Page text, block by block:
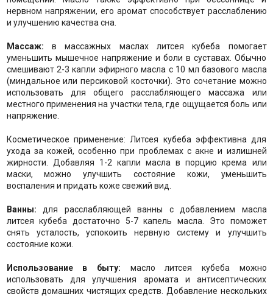
нервном напряжении, его аромат способствует расслаблению
и улучшению качества сна.
Массаж: в массажных маслах литсея кубеба помогает
уменьшить мышечное напряжение и боли в суставах. Обычно
смешивают 2-3 капли эфирного масла с 10 мл базового масла
(миндальное или персиковой косточки). Это сочетание можно
использовать для общего расслабляющего массажа или
местного применения на участки тела, где ощущается боль или
напряжение.
Косметическое применение: Литсея кубеба эффективна для
ухода за кожей, особенно при проблемах с акне и излишней
жирности. Добавляя 1-2 капли масла в порцию крема или
маски, можно улучшить состояние кожи, уменьшить
воспаления и придать коже свежий вид.
Ванны: для расслабляющей ванны с добавлением масла
литсея кубеба достаточно 5-7 капель масла. Это поможет
снять усталость, успокоить нервную систему и улучшить
состояние кожи.
Использование в быту: масло литсея кубеба можно
использовать для улучшения аромата и антисептических
свойств домашних чистящих средств. Добавление нескольких